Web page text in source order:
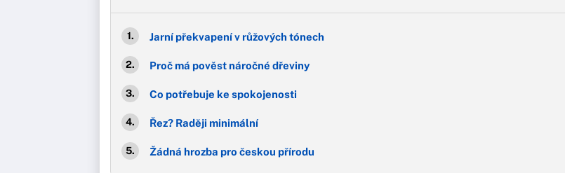
Jarní překvapení v růžových tónech
Proč má pověst náročné dřeviny
Co potřebuje ke spokojenosti
Řez? Raději minimální
Žádná hrozba pro českou přírodu